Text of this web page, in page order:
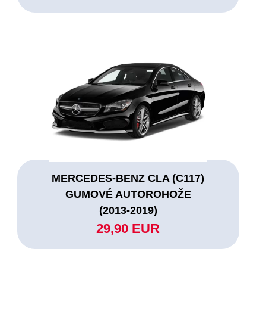
MERCEDES-BENZ CLA (C117)
GUMOVÉ AUTOROHOŽE
(2013-2019)
29,90 EUR